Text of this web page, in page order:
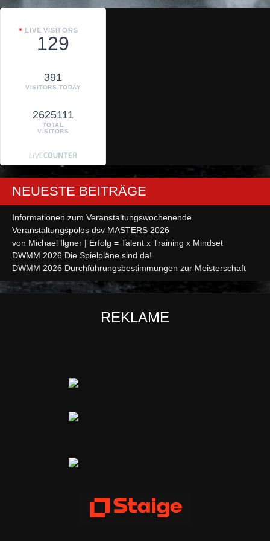
LIVE VISITORS
129
391
VISITORS TODAY
2625111
TOTAL
VISITORS
NEUESTE BEITRÄGE
Informationen zum Veranstaltungswochenende
Veranstaltungspolos dsv MASTERS 2026
von Michael Ilgner | Erfolg = Talent x Training x Mindset
DWMM 2026 Die Spielpläne sind da!
DWMM 2026 Durchführungsbestimmungen zur Meisterschaft
REKLAME